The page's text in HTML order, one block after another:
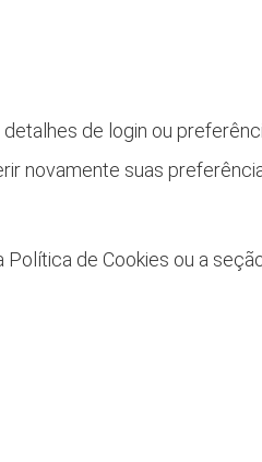
de login ou
novamente suas
de Cookies ou a